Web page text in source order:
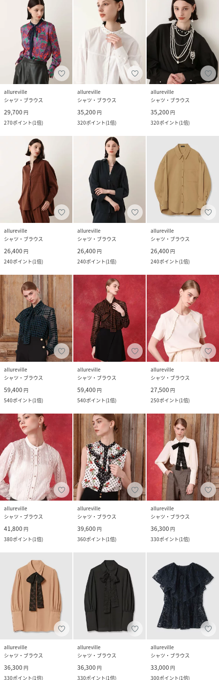
allureville
シャツ・ブラウス
29,700 円
270ポイント(1倍)
allureville
シャツ・ブラウス
35,200 円
320ポイント(1倍)
allureville
シャツ・ブラウス
35,200 円
320ポイント(1倍)
allureville
シャツ・ブラウス
26,400 円
240ポイント(1倍)
allureville
シャツ・ブラウス
26,400 円
240ポイント(1倍)
allureville
シャツ・ブラウス
26,400 円
240ポイント(1倍)
allureville
シャツ・ブラウス
59,400 円
540ポイント(1倍)
allureville
シャツ・ブラウス
59,400 円
540ポイント(1倍)
allureville
シャツ・ブラウス
27,500 円
250ポイント(1倍)
allureville
シャツ・ブラウス
41,800 円
380ポイント(1倍)
allureville
シャツ・ブラウス
39,600 円
360ポイント(1倍)
allureville
シャツ・ブラウス
36,300 円
330ポイント(1倍)
allureville
シャツ・ブラウス
36,300 円
330ポイント(1倍)
allureville
シャツ・ブラウス
36,300 円
330ポイント(1倍)
allureville
シャツ・ブラウス
33,000 円
300ポイント(1倍)